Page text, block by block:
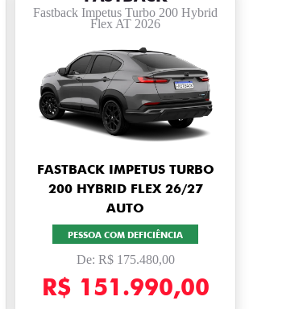
Fastback Impetus Turbo 200 Hybrid
Flex AT 2026
FASTBACK IMPETUS TURBO
200 HYBRID FLEX 26/27
AUTO
PESSOA COM DEFICIÊNCIA
De: R$ 175.480,00
R$ 151.990,00